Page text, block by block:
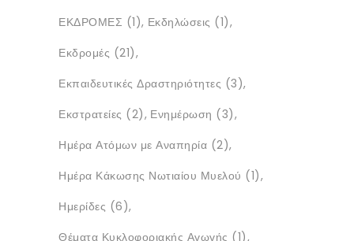
ΕΚΔΡΟΜΕΣ (1) Εκδηλώσεις (1)
Εκδρομές (21)
Εκπαιδευτικές Δραστηριότητες (3)
Εκστρατείες (2) Ενημέρωση (3)
Ημέρα Ατόμων με Αναπηρία (2)
Ημέρα Κάκωσης Νωτιαίου Μυελού (1)
Ημερίδες (6)
Θέματα Κυκλοφοριακής Αγωγής (1)